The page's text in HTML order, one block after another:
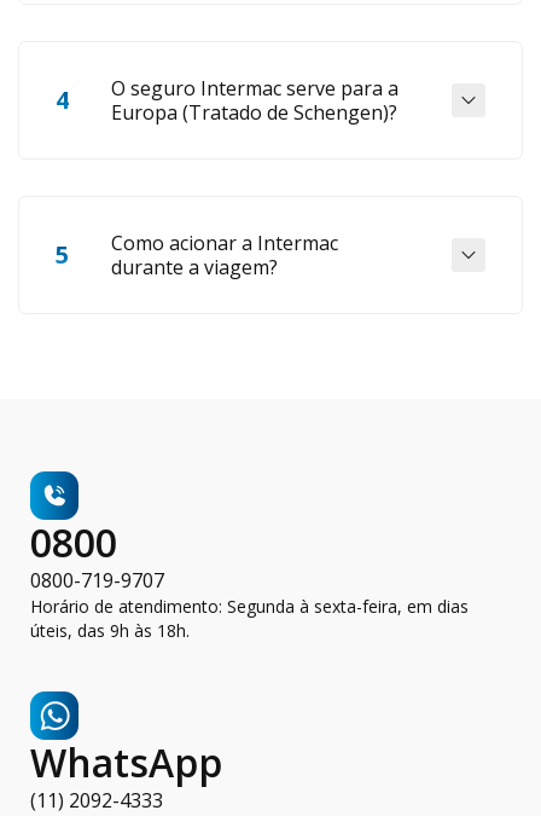
complexidade, os planos oferecem o serviço de
Telemedicina, permitindo uma primeira
4
O seguro Intermac serve para a
Europa (Tratado de Schengen)?
compatíveis com as exigências dos países do
Tratado de Schengen. Verifique o valor de
5
Como acionar a Intermac
durante a viagem?
dados do seu voucher em mãos.
0800
0800-719-9707
Horário de atendimento: Segunda à sexta-feira, em dias
úteis, das 9h às 18h.
WhatsApp
(11) 2092-4333